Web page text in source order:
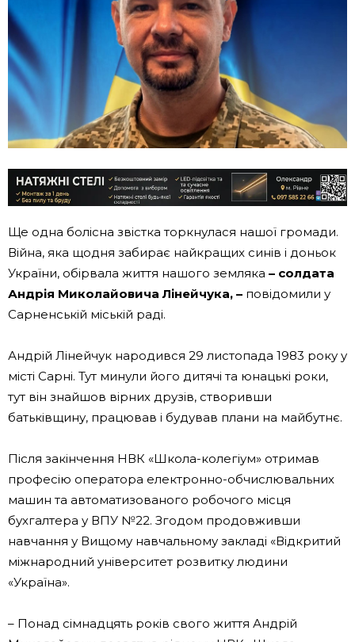
Ще одна болісна звістка торкнулася нашої громади.
Війна, яка щодня забирає найкращих синів і доньок
України, обірвала життя нашого земляка – солдата
Андрія Миколайовича Лінейчука, – повідомили у
Сарненській міській раді.
Андрій Лінейчук народився 29 листопада 1983 року у
місті Сарні. Тут минули його дитячі та юнацькі роки,
тут він знайшов вірних друзів, створивши
батьківщину, працював і будував плани на майбутнє.
Після закінчення НВК «Школа-колегіум» отримав
професію оператора електронно-обчислювальних
машин та автоматизованого робочого місця
бухгалтера у ВПУ №22. Згодом продовживши
навчання у Вищому навчальному закладі «Відкритий
міжнародний університет розвитку людини
«Україна».
– Понад сімнадцять років свого життя Андрій